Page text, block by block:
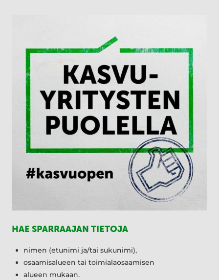
HAE SPARRAAJAN TIETOJA
nimen (etunimi ja/tai sukunimi),
osaamisalueen tai toimialaosaamisen
alueen mukaan.